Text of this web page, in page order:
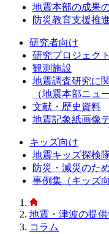
地震本部の成果
防災教育支援推
研究者向け
研究プロジェクト
観測施設
地震調査研究に
（地震本部ニュ
文献・歴史資料
地震記象紙画像
キッズ向け
地震キッズ探検
防災・減災のた
事例集（キッズ向
地震・津波の提供
コラム